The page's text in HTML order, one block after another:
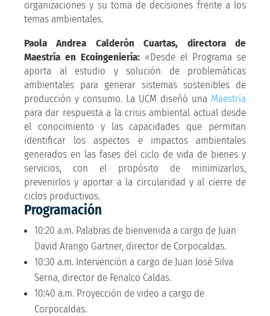
organizaciones y su toma de decisiones frente a los
temas ambientales.
Paola Andrea Calderón Cuartas, directora de
Maestría en Ecoingeniería: «Desde el Programa se
aporta al estudio y solución de problemáticas
ambientales para generar sistemas sostenibles de
producción y consumo. La UCM diseñó una Maestría
para dar respuesta a la crisis ambiental actual desde
el conocimiento y las capacidades que permitan
identificar los aspectos e impactos ambientales
generados en las fases del ciclo de vida de bienes y
servicios, con el propósito de minimizarlos,
prevenirlos y aportar a la circularidad y al cierre de
ciclos productivos.
Programación
10:20 a.m. Palabras de bienvenida a cargo de Juan
David Arango Gartner, director de Corpocaldas.
10:30 a.m. Intervención a cargo de Juan José Silva
Serna, director de Fenalco Caldas.
10:40 a.m. Proyección de video a cargo de
Corpocaldas.